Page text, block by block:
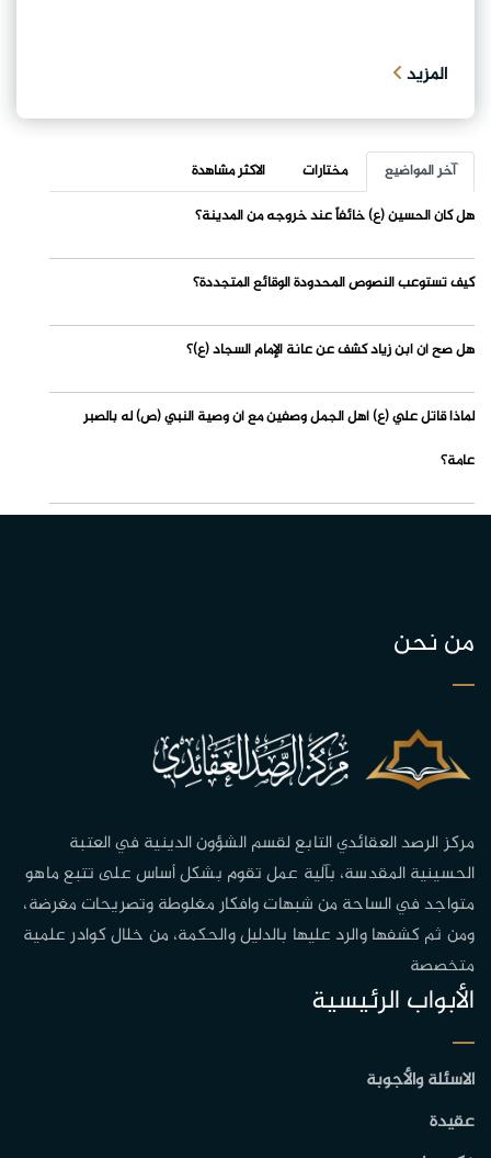
المزيد
آخر المواضيع مختارات
الاكثر مشاهدة
هل كان الحسين (ع) خائفاً عند خروجه من المدينة؟
كيف تستوعب النصوص المحدودة الوقائع المتجددة؟
هل صح أن ابن زياد كشف عن عانة الإمام السجاد (ع)؟
لماذا قاتل علي (ع) أهل الجمل وصفين مع أن وصية النبي (ص) له بالصبر
عامة؟
من نحن
مركز الرصد العقائدي التابع لقسم الشؤون الدينية في العتبة
الحسينية المقدسة، بآلية عمل تقوم بشكل أساس على تتبع ماهو
متواجد في الساحة من شبهات وافكار مغلوطة وتصريحات مغرضة،
ومن ثم كشفها والرد عليها بالدليل والحكمة، من خلال كوادر علمية
متخصصة
الأبواب الرئيسية
الاسئلة والأجوبة
عقيدة